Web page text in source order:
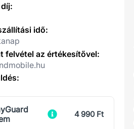
idő:
felvétel az értékesítővel:
4 990 Ft